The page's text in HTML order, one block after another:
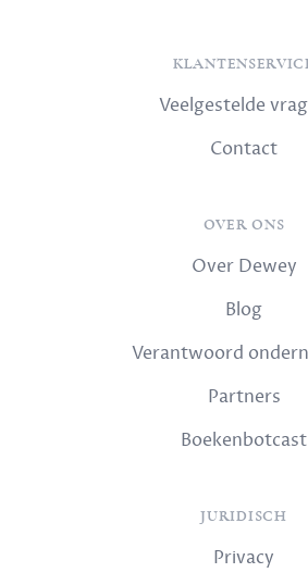
Veelgestelde
Contact
OVER ONS
Over Dewey
Blog
Verantwoord
Partners
Boekenbotcast
JURIDISCH
Privacy